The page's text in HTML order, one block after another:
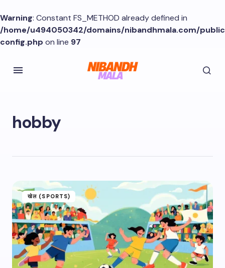
Warning: Constant FS_METHOD already defined in
/home/u494050342/domains/nibandhmala.com/
config.php on line 97
hobby
खेल (SPORTS)